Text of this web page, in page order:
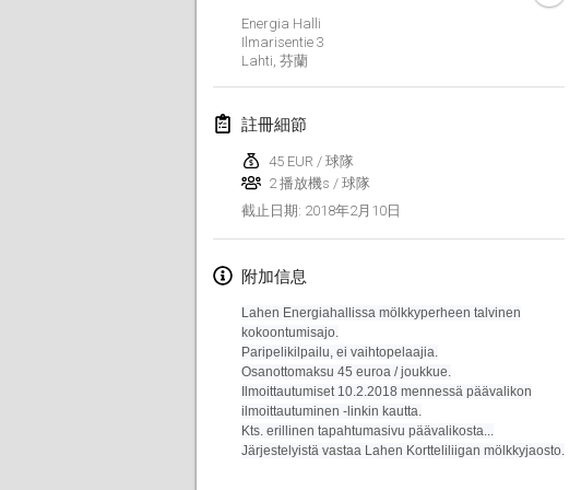
Energia Halli
Ilmarisentie 3
Lahti 芬蘭
註冊細節
45 EUR / 球隊
2 播放機s / 球隊
截止日期: 2018年2月10日
附加信息
Lahen Energiahallissa mölkkyperheen talvinen
kokoontumisajo.
Paripelikilpailu, ei vaihtopelaajia.
Osanottomaksu 45 euroa / joukkue.
Ilmoittautumiset 10.2.2018 mennessä päävalikon
ilmoittautuminen -linkin kautta.
Kts. erillinen tapahtumasivu päävalikosta...
Järjestelyistä vastaa Lahen Kortteliliigan mölkkyjaosto.
Lumi Mölkky
2018年2月3日
2018年2月10日
Faschings-Mölkky
2018年2月11日 |德國
Rakovnické mölkkování
2018年2月24日|芬蘭
Tournoi de l'ASSER
2018年2月24日|法國